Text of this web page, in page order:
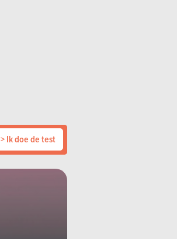
> Ik doe de test